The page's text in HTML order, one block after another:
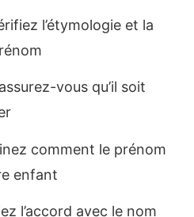
l’étymologie et la
vous qu’il soit
comment le prénom
enfant
l’accord avec le nom